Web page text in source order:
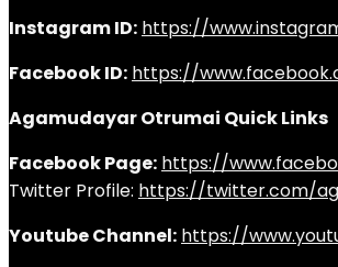
Instagram ID: https://
Facebook ID: https://
Agamudayar Otrumai Quick Links
Facebook Page: https://
Twitter Profile: https://twitter.com/
Youtube Channel: https://